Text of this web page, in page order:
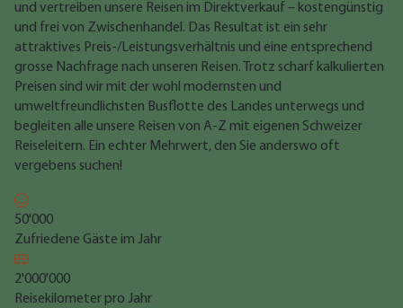
und vertreiben unsere Reisen im Direktverkauf – kostengünstig
und frei von Zwischenhandel. Das Resultat ist ein sehr
attraktives Preis-/Leistungsverhältnis und eine entsprechend
grosse Nachfrage nach unseren Reisen. Trotz scharf kalkulierten
Preisen sind wir mit der wohl modernsten und
umweltfreundlichsten Busflotte des Landes unterwegs und
begleiten alle unsere Reisen von A-Z mit eigenen Schweizer
Reiseleitern. Ein echter Mehrwert, den Sie anderswo oft
vergebens suchen!
50'000
Zufriedene Gäste im Jahr
2'000'000
Reisekilometer pro Jahr